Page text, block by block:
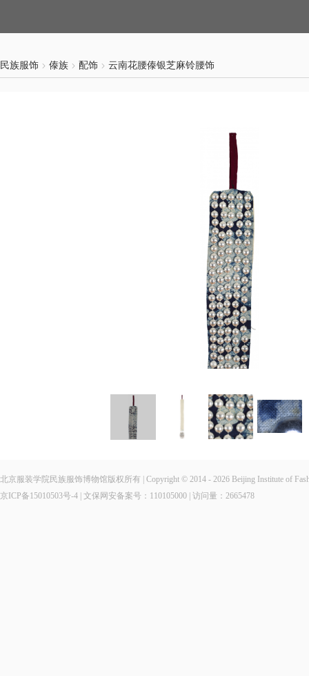
民族服饰 傣族 配饰 云南花腰傣银芝麻铃腰饰
北京服装学院民族服饰博物馆版权所有 | Copyright © 2014 - 2026 Beijing Institute of
京ICP备15010503号-4 | 文保网安备案号：110105000 | 访问量： 2665478